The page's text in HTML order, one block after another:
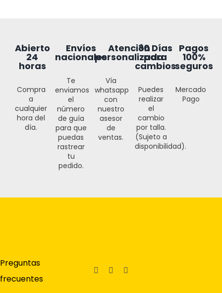
Abierto
24
horas
Compra
a
cualquier
hora del
día.
Envíos
nacionales
Te
enviamos
el
número
de guía
para que
puedas
rastrear
tu
pedido.
Atención
personalizada
Vía
whatsapp
con
nuestro
asesor
de
ventas.
30 Días
para
cambios
Puedes
realizar
el
cambio
por talla.
(Sujeto a
disponibilidad).
Pagos
100%
seguros
Mercado
Pago
Preguntas
frecuentes